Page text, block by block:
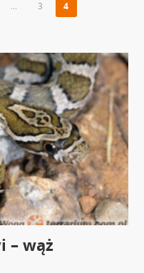
… 3 4
– wąż